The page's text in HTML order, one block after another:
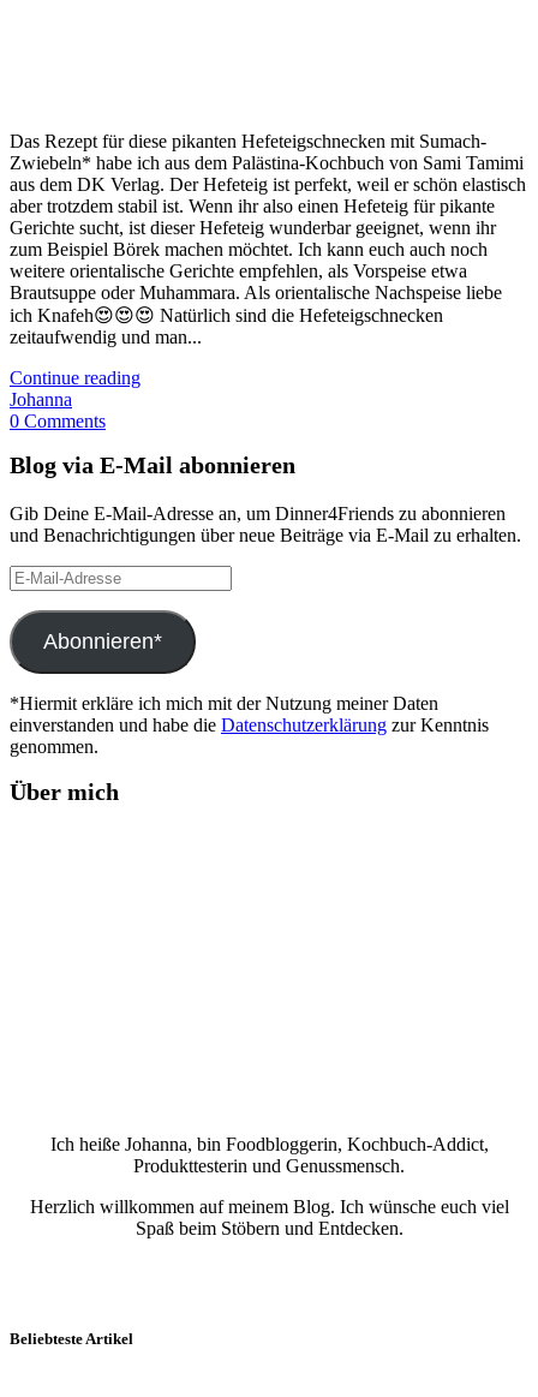
Das Rezept für diese pikanten Hefeteigschnecken mit Sumach-
Zwiebeln* habe ich aus dem Palästina-Kochbuch von Sami Tamimi
aus dem DK Verlag. Der Hefeteig ist perfekt, weil er schön elastisch
aber trotzdem stabil ist. Wenn ihr also einen Hefeteig für pikante
Gerichte sucht, ist dieser Hefeteig wunderbar geeignet, wenn ihr
zum Beispiel Börek machen möchtet. Ich kann euch auch noch
weitere orientalische Gerichte empfehlen, als Vorspeise etwa
Brautsuppe oder Muhammara. Als orientalische Nachspeise liebe
ich Knafeh😍😍😍 Natürlich sind die Hefeteigschnecken
zeitaufwendig und man...
Continue reading
Johanna
0 Comments
Blog via E-Mail abonnieren
Gib Deine E-Mail-Adresse an, um Dinner4Friends zu abonnieren
und Benachrichtigungen über neue Beiträge via E-Mail zu erhalten.
E-
Mail-
Adresse
Abonnieren*
*Hiermit erkläre ich mich mit der Nutzung meiner Daten
einverstanden und habe die Datenschutzerklärung zur Kenntnis
genommen.
Über mich
Ich heiße Johanna, bin Foodbloggerin, Kochbuch-Addict,
Produkttesterin und Genussmensch.
Herzlich willkommen auf meinem Blog. Ich wünsche euch viel
Spaß beim Stöbern und Entdecken.
Beliebteste Artikel